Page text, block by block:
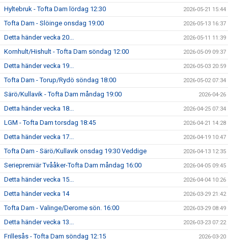
Hyltebruk - Tofta Dam lördag 12:30 2026-05-21 15:44
Tofta Dam - Slöinge onsdag 19:00 2026-05-13 16:37
Detta händer vecka 20... 2026-05-11 11:39
Kornhult/Hishult - Tofta Dam söndag 12:00 2026-05-09 09:37
Detta händer vecka 19... 2026-05-03 20:59
Tofta Dam - Torup/Rydö söndag 18:00 2026-05-02 07:34
Särö/Kullavik - Tofta Dam måndag 19:00 2026-04-26
Detta händer vecka 18... 2026-04-25 07:34
LGM - Tofta Dam torsdag 18:45 2026-04-21 14:28
Detta händer vecka 17... 2026-04-19 10:47
Tofta Dam - Särö/Kullavik onsdag 19:30 Veddige 2026-04-13 12:35
Seriepremiär Tvååker-Tofta Dam måndag 16:00 2026-04-05 09:45
Detta händer vecka 15... 2026-04-04 10:26
Detta händer vecka 14 2026-03-29 21:42
Tofta Dam - Valinge/Derome sön. 16:00 2026-03-29 08:49
Detta händer vecka 13... 2026-03-23 07:22
Frillesås - Tofta Dam söndag 12:15 2026-03-20